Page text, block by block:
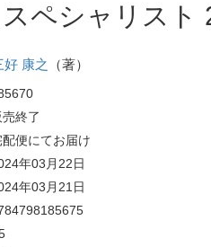
ペシャリスト
好 康之 （著）
売終了
配便にてお届け
年03月22日
年03月21日